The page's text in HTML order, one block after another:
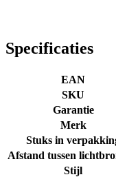
Specificaties
EAN
SKU
Garantie
Merk
Stuks in
Afstand tussen
Stijl